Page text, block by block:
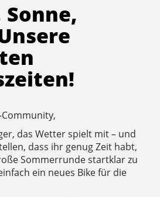
das Wetter spielt mit – und
dass ihr genug Zeit habt,
Sommerrunde startklar zu
ein neues Bike für die